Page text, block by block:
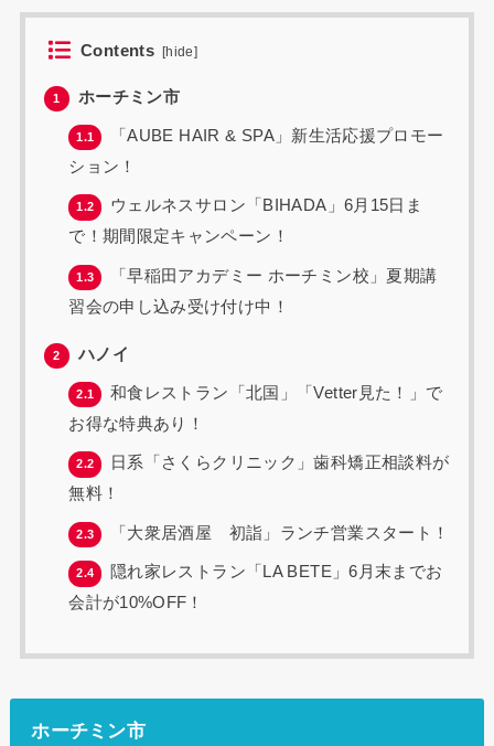
Contents [hide]
1 ホーチミン市
1.1
「AUBE HAIR & SPA」新生活応援プロモー
ション！
1.2
ウェルネスサロン「BIHADA」6月15日ま
で！期間限定キャンペーン！
1.3
「早稲田アカデミー ホーチミン校」夏期講
習会の申し込み受け付け中！
2 ハノイ
2.1
和食レストラン「北国」「Vetter見た！」で
お得な特典あり！
2.2
日系「さくらクリニック」歯科矯正相談料が
無料！
2.3 「大衆居酒屋 初詣」ランチ営業スタート！
2.4
隠れ家レストラン「LA BETE」6月末までお
会計が10%OFF！
ホーチミン市